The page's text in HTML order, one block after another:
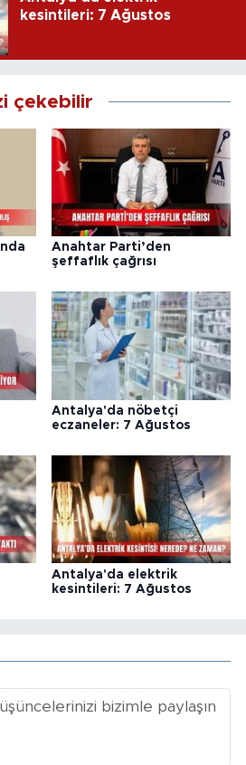
kesintileri: 7 Ağustos
çekebilir
Anahtar Parti’den
şeffaflık çağrısı
Antalya'da nöbetçi
eczaneler: 7 Ağustos
Antalya'da elektrik
kesintileri: 7 Ağustos